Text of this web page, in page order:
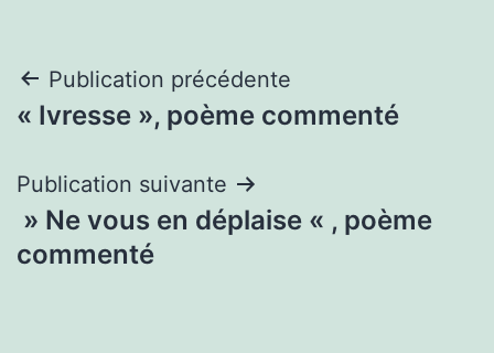
Navigation
de
l’article
Publication précédente
« Ivresse », poème commenté
Publication suivante
» Ne vous en déplaise « , poème
commenté